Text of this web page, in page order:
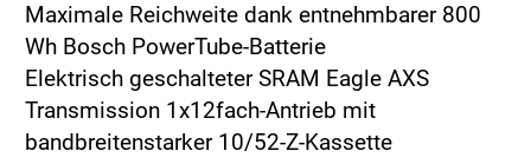
Maximale Reichweite dank entnehmbarer 800
Wh Bosch PowerTube-Batterie
Elektrisch geschalteter SRAM Eagle AXS
Transmission 1x12fach-Antrieb mit
bandbreitenstarker 10/52-Z-Kassette